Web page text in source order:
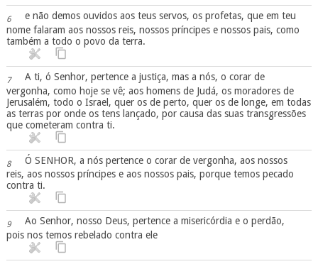
6
e não demos ouvidos aos teus servos, os profetas, que em teu
nome falaram aos nossos reis, nossos príncipes e nossos pais, como
também a todo o povo da terra.
7
A ti, ó Senhor, pertence a justiça, mas a nós, o corar de
vergonha, como hoje se vê; aos homens de Judá, os moradores de
Jerusalém, todo o Israel, quer os de perto, quer os de longe, em todas
as terras por onde os tens lançado, por causa das suas transgressões
que cometeram contra ti.
8
Ó SENHOR, a nós pertence o corar de vergonha, aos nossos
reis, aos nossos príncipes e aos nossos pais, porque temos pecado
contra ti.
9
Ao Senhor, nosso Deus, pertence a misericórdia e o perdão,
pois nos temos rebelado contra ele